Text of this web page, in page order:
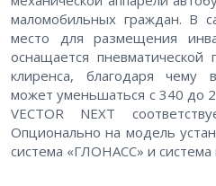
маломобильных граждан. В
место для размещения
оснащается пневматической
клиренса, благодаря чему
может уменьшаться с 340 до
VECTOR NEXT
Опционально на модель
система «ГЛОНАСС» и